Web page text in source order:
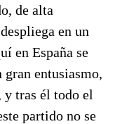
de alta
en un
en España se
gran entusiasmo,
y tras él todo el
partido no se